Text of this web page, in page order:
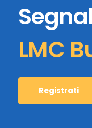
LMC
Registrati